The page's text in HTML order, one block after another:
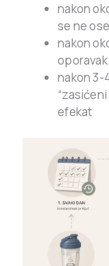
nakon
se ne
nakon
nakon 3-
efekat